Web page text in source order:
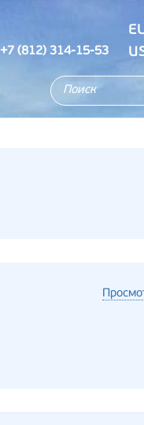
+7 (812) 314-15-53